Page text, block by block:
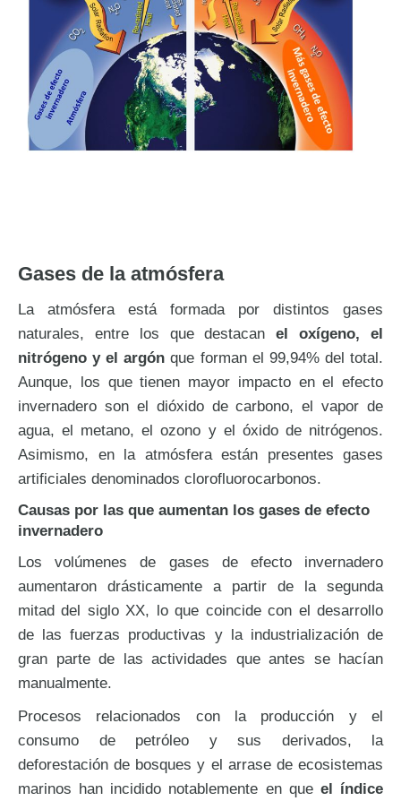
Gases de la atmósfera
La atmósfera está formada por distintos gases
naturales, entre los que destacanel oxígeno, el
nitrógeno y el argón que forman el 99,94% del total.
Aunque, los que tienen mayor impacto en el efecto
invernadero son el dióxido de carbono, el vapor de
agua, el metano, el ozono y el óxido de nitrógenos.
Asimismo, en la atmósfera están presentes gases
artificiales denominados clorofluorocarbonos.
Causas por las que aumentan los gases de efecto
invernadero
Los volúmenes de gases de efecto invernadero
aumentaron drásticamente a partir de la segunda
mitad del siglo XX, lo que coincide con el desarrollo
de las fuerzas productivas y la industrialización de
gran parte de las actividades que antes se hacían
manualmente.
Procesos relacionados con la producción y el
consumo de petróleo y sus derivados, la
deforestación de bosques y el arrase de ecosistemas
marinos han incidido notablemente en que el índice